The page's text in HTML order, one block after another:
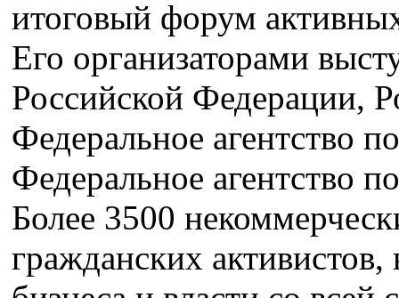
итоговый форум
Его организаторами
Российской Федерации,
Федеральное агентство
Федеральное агентство
Более 3500
гражданских активистов,